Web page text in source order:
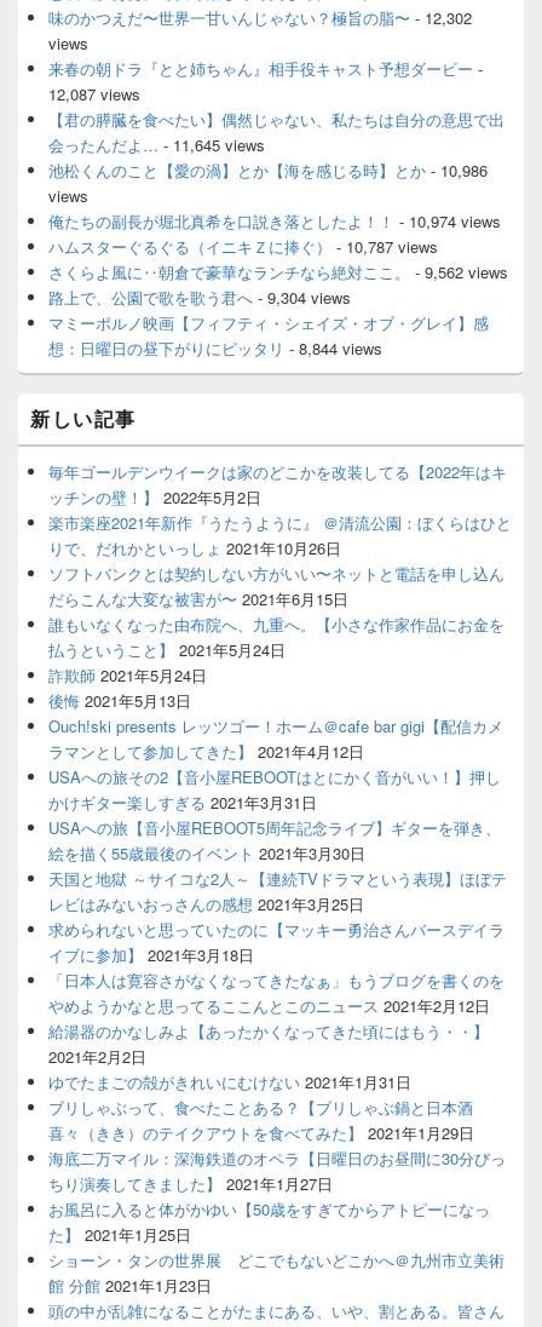
味のかつえだ〜世界一甘いんじゃない？極旨の脂〜 - 12,302
views
来春の朝ドラ『とと姉ちゃん』相手役キャスト予想ダービー -
12,087 views
【君の膵臓を食べたい】偶然じゃない、私たちは自分の意思で出
会ったんだよ… - 11,645 views
池松くんのこと【愛の渦】とか【海を感じる時】とか - 10,986
views
俺たちの副長が堀北真希を口説き落としたよ！！ - 10,974 views
ハムスターぐるぐる（イニキＺに捧ぐ）
- 10,787 views
さくらよ風に‥朝倉で豪華なランチなら絶対ここ。
- 9,562 views
路上で、公園で歌を歌う君へ - 9,304 views
マミーポルノ映画【フィフティ・シェイズ・オブ・グレイ】感
想：日曜日の昼下がりにピッタリ - 8,844 views
新しい記事
毎年ゴールデンウイークは家のどこかを改装してる【2022年はキ
ッチンの壁！】
2022年5月2日
楽市楽座2021年新作『うたうように』 ＠清流公園：ぼくらはひと
りで、だれかといっしょ 2021年10月26日
ソフトバンクとは契約しない方がいい〜ネットと電話を申し込ん
だらこんな大変な被害が〜 2021年6月15日
誰もいなくなった由布院へ、九重へ。【小さな作家作品にお金を
払うということ】
2021年5月24日
詐欺師 2021年5月24日
後悔 2021年5月13日
Ouch!ski presents レッツゴー！ホーム＠cafe bar gigi【配信カメ
ラマンとして参加してきた】
2021年4月12日
USAへの旅その2【音小屋REBOOTはとにかく音がいい！】押し
かけギター楽しすぎる 2021年3月31日
USAへの旅【音小屋REBOOT5周年記念ライブ】ギターを弾き、
絵を描く55歳最後のイベント 2021年3月30日
天国と地獄 ～サイコな2人～【連続TVドラマという表現】ほぼテ
レビはみないおっさんの感想 2021年3月25日
求められないと思っていたのに【マッキー勇治さんバースデイラ
イブに参加】
2021年3月18日
「日本人は寛容さがなくなってきたなぁ」もうブログを書くのを
やめようかなと思ってるここんとこのニュース 2021年2月12日
給湯器のかなしみよ【あったかくなってきた頃にはもう・・】
2021年2月2日
ゆでたまごの殻がきれいにむけない 2021年1月31日
ブリしゃぶって、食べたことある？【ブリしゃぶ鍋と日本酒
喜々（きき）のテイクアウトを食べてみた】
2021年1月29日
海底二万マイル：深海鉄道のオペラ【日曜日のお昼間に30分びっ
ちり演奏してきました】
2021年1月27日
お風呂に入ると体がかゆい【50歳をすぎてからアトピーになっ
た】
2021年1月25日
ショーン・タンの世界展 どこでもないどこかへ＠九州市立美術
館 分館 2021年1月23日
頭の中が乱雑になることがたまにある、いや、割とある。皆さん